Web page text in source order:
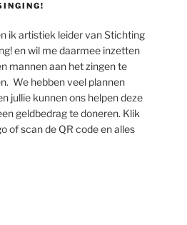
ik artistiek leider van Stichting
en wil me daarmee inzetten
mannen aan het zingen te
We hebben veel plannen
jullie kunnen ons helpen deze
geldbedrag te doneren. Klik
of scan de QR code en alles